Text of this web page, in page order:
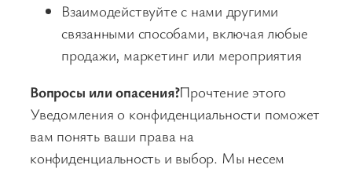
Взаимодействуйте с нами другими
связанными способами, включая любые
продажи, маркетинг или мероприятия
Вопросы или опасения?Прочтение этого
Уведомления о конфиденциальности поможет
вам понять ваши права на
конфиденциальность и выбор. Мы несем